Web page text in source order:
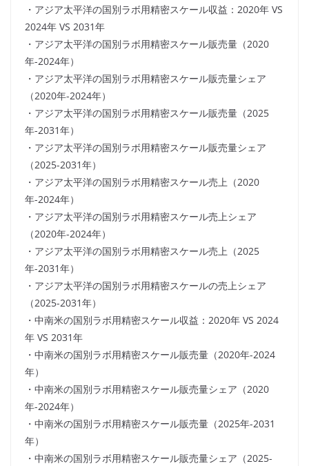
・アジア太平洋の国別ラボ用精密スケール収益：2020年 VS
2024年 VS 2031年
・アジア太平洋の国別ラボ用精密スケール販売量（2020
年-2024年）
・アジア太平洋の国別ラボ用精密スケール販売量シェア
（2020年-2024年）
・アジア太平洋の国別ラボ用精密スケール販売量（2025
年-2031年）
・アジア太平洋の国別ラボ用精密スケール販売量シェア
（2025-2031年）
・アジア太平洋の国別ラボ用精密スケール売上（2020
年-2024年）
・アジア太平洋の国別ラボ用精密スケール売上シェア
（2020年-2024年）
・アジア太平洋の国別ラボ用精密スケール売上（2025
年-2031年）
・アジア太平洋の国別ラボ用精密スケールの売上シェア
（2025-2031年）
・中南米の国別ラボ用精密スケール収益：2020年 VS 2024
年 VS 2031年
・中南米の国別ラボ用精密スケール販売量（2020年-2024
年）
・中南米の国別ラボ用精密スケール販売量シェア（2020
年-2024年）
・中南米の国別ラボ用精密スケール販売量（2025年-2031
年）
・中南米の国別ラボ用精密スケール販売量シェア（2025-